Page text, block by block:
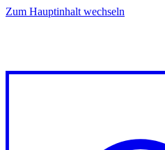
Zum Hauptinhalt wechseln